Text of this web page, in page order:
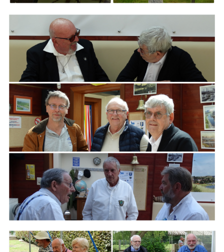
ARMCHAIR
Branding
ARMCHAIR